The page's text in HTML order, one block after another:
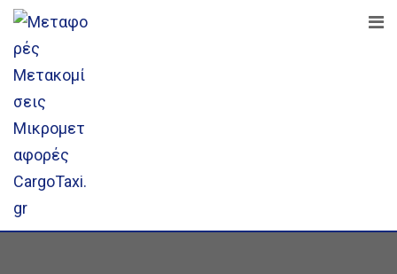
Skip
content